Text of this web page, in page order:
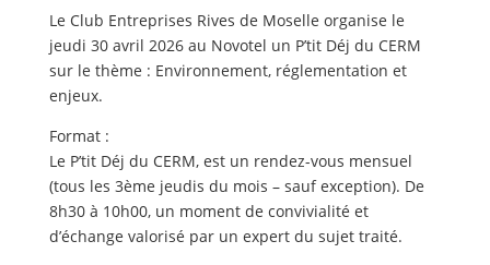
Le Club Entreprises Rives de Moselle organise le
jeudi 30 avril 2026 au Novotel un P’tit Déj du CERM
sur le thème : Environnement, réglementation et
enjeux.
Format :
Le P’tit Déj du CERM, est un rendez-vous mensuel
(tous les 3ème jeudis du mois – sauf exception). De
8h30 à 10h00, un moment de convivialité et
d’échange valorisé par un expert du sujet traité.